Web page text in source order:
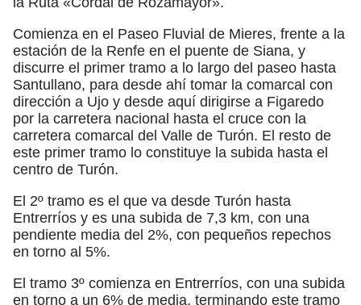
Comienza en el Paseo Fluvial de Mieres, frente a la
estación de la Renfe en el puente de Siana, y
discurre el primer tramo a lo largo del paseo hasta
Santullano, para desde ahí tomar la comarcal con
dirección a Ujo y desde aquí dirigirse a Figaredo
por la carretera nacional hasta el cruce con la
carretera comarcal del Valle de Turón. El resto de
este primer tramo lo constituye la subida hasta el
centro de Turón.
El 2º tramo es el que va desde Turón hasta
Entrerríos y es una subida de 7,3 km, con una
pendiente media del 2%, con pequeños repechos
en torno al 5%.
El tramo 3º comienza en Entrerríos, con una subida
en torno a un 6% de media, terminando este tramo